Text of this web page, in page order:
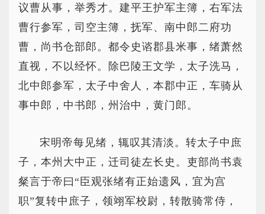
议曹从事，举秀才。建平王护军主簿，右军法
曹行参军，司空主簿，抚军、南中郎二府功
曹，尚书仓部郎。都令史谘郡县米事，绪萧然
直视，不以经怀。除巴陵王文学，太子洗马，
北中郎参军，太子中舍人，本郡中正，车骑从
事中郎，中书郎，州治中，黄门郎。
宋明帝每见绪，辄叹其清淡。转太子中庶
子，本州大中正，迁司徒左长史。吏部尚书袁
粲言于帝曰“臣观张绪有正始遗风，宜为宫
职”复转中庶子，领翊军校尉，转散骑常侍，